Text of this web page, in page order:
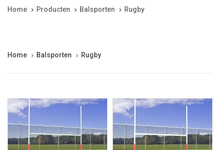
Home Producten Balsporten Rugby
Home Balsporten Rugby